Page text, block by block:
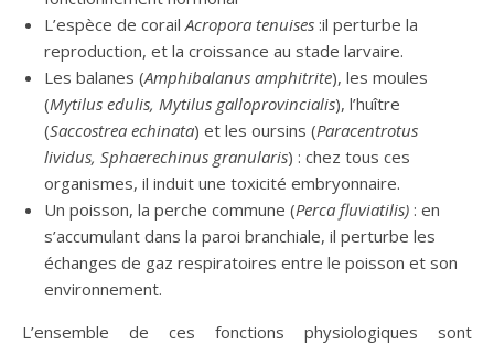
L’espèce de corail Acropora tenuises :il perturbe la
reproduction, et la croissance au stade larvaire.
Les balanes (Amphibalanus amphitrite), les moules
(Mytilus edulis, Mytilus galloprovincialis), l’huître
(Saccostrea echinata) et les oursins (Paracentrotus
lividus, Sphaerechinus granularis) : chez tous ces
organismes, il induit une toxicité embryonnaire.
Un poisson, la perche commune (Perca fluviatilis) : en
s’accumulant dans la paroi branchiale, il perturbe les
échanges de gaz respiratoires entre le poisson et son
environnement.
L’ensemble de ces fonctions physiologiques sont